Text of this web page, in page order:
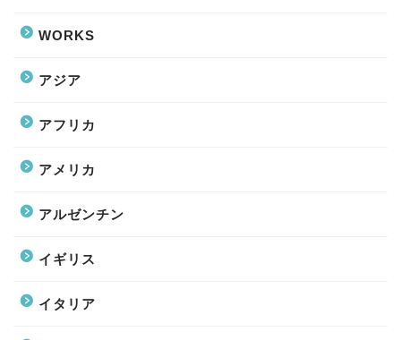
WORKS
アジア
アフリカ
アメリカ
アルゼンチン
イギリス
イタリア